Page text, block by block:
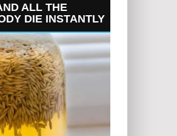
ALL THE
DIE INSTANTLY